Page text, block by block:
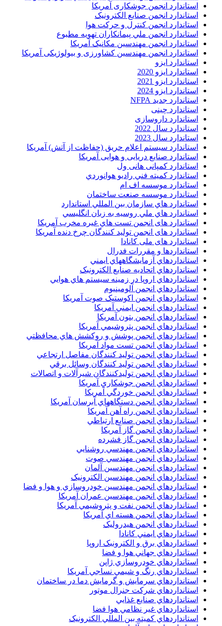
استاندارد انجمن جوشکاری آمریکا
استاندارد انجمن صنايع الکترونيک
استاندارد انجمن کنترل و حرکت هوا
استاندارد انجمن ملي پيمانکاران تهويه مطبوع
استاندارد انجمن مهندسين مکانيک آمريکا
استاندارد انجمن مهندسین کشاورزی و بیولوژیکی آمریکا
استاندارد ایزو
استاندارد ایزو 2020
استاندارد ایزو 2021
استاندارد ایزو 2024
استاندارد جدید NFPA
استاندارد چینی
استاندارد داروسازی
استاندارد سال 2022
استاندارد سال 2023
استاندارد سیستم اعلام حریق (حفاظت از آتش) آمریکا
استاندارد صنایع دریایی و هوایی آمریکا
استاندارد کمپانی هانی ول
استاندارد کميته فني راديو هوانوردي
استاندارد موسسه اف ام
استاندارد موسسه صنعت ساختمان
استاندارد هاي سازمان بين المللي استاندارد
استاندارد هاي ملي روسيه به زبان انگليسي
استاندارد های انجمن تست هاي غيره مخرب آمريکا
استاندارد های انجمن توليد کنندگان چرخ دنده آمريکا
استاندارد های ملی کانادا
استانداردها و مقررات فدرال
استانداردهاي آزمايشگاههاي ايمني
استانداردهاي اتحاديه صنايع الکترونبک
استانداردهاي اروپا در زمينه سيستم هاي هوايي
استانداردهاي انجمن آلومينيوم
استانداردهاي انجمن اکوستيک صوت آمريکا
استانداردهاي انجمن ايمني آمريکا
استانداردهاي انجمن بتون آمريکا
استانداردهاي انجمن پتروشيمي آمريکا
استانداردهاي انجمن پوشش و روکشش هاي محافظتي
استانداردهاي انجمن تست مواد آمريکا
استانداردهاي انجمن توليد کنندگان مفاصل ارتجاعي
استانداردهاي انجمن توليد کنندگان وسائل برقي
استانداردهاي انجمن توليدکنندگان شيرآلات و اتصالات
استانداردهاي انجمن جوشکاري آمريکا
استانداردهاي انجمن خوردگي آمريکا
استانداردهاي انجمن دستگاههاي آبرسان آمريکا
استانداردهاي انجمن راه آهن آمريکا
استانداردهاي انجمن صنايع ارتباطي
استانداردهاي انجمن گاز آمريکا
استانداردهاي انجمن گاز فشرده
استانداردهاي انجمن مهندسي روشنايي
استانداردهاي انجمن مهندسي صوت
استانداردهاي انجمن مهندسين آلمان
استانداردهاي انجمن مهندسين الکترونيک
استانداردهاي انجمن مهندسين خودروسازي و هوا و فضا
استانداردهاي انجمن مهندسين عمران آمريکا
استانداردهاي انجمن نفت و پتروشيمي آمريکا
استانداردهاي انجمن هسته اي آمريکا
استانداردهاي انجمن هيدروليک
استانداردهاي ايمني کانادا
استانداردهاي برق و الکترونبک اروپا
استانداردهاي جهاني هوا و فضا
استانداردهاي خودروسازي ژاپن
استانداردهاي رنگ و شيمي نساجي آمريکا
استانداردهاي سرمايش و گرمايش دما در ساختمان
استانداردهاي شرکت جنرال موتور
استانداردهاي صنايع غذايي
استانداردهاي غير نظامي هوا فضا
استانداردهاي کميته بين المللي الکترونيک